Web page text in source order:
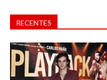
RECENTES